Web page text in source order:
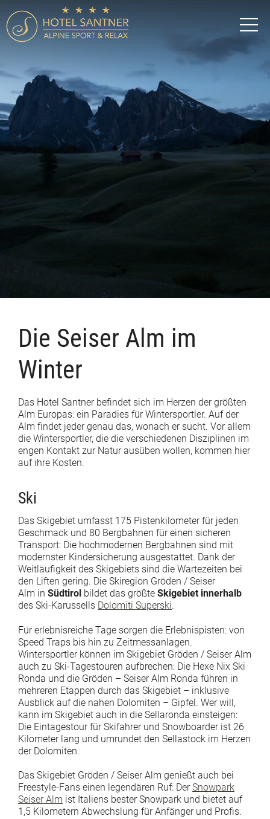
Die Seiser Alm im
Winter
Das Hotel Santner befindet sich im Herzen der größten
Alm Europas: ein Paradies für Wintersportler. Auf der
Alm findet jeder genau das, wonach er sucht. Vor allem
die Wintersportler, die die verschiedenen Disziplinen im
engen Kontakt zur Natur ausüben wollen, kommen hier
auf ihre Kosten.
Ski
Das Skigebiet umfasst 175 Pistenkilometer für jeden
Geschmack und 80 Bergbahnen für einen sicheren
Transport: Die hochmodernen Bergbahnen sind mit
modernster Kindersicherung ausgestattet. Dank der
Weitläufigkeit des Skigebiets sind die Wartezeiten bei
den Liften gering. Die Skiregion Gröden / Seiser
Alm in Südtirol bildet das größte Skigebiet innerhalb
des Ski-Karussells Dolomiti Superski.
Für erlebnisreiche Tage sorgen die Erlebnispisten: von
Speed Traps bis hin zu Zeitmessanlagen.
Wintersportler können im Skigebiet Gröden / Seiser Alm
auch zu Ski-Tagestouren aufbrechen: Die Hexe Nix Ski
Ronda und die Gröden – Seiser Alm Ronda führen in
mehreren Etappen durch das Skigebiet – inklusive
Ausblick auf die nahen Dolomiten – Gipfel. Wer will,
kann im Skigebiet auch in die Sellaronda einsteigen:
Die Eintagestour für Skifahrer und Snowboarder ist 26
Kilometer lang und umrundet den Sellastock im Herzen
der Dolomiten.
Das Skigebiet Gröden / Seiser Alm genießt auch bei
Freestyle-Fans einen legendären Ruf: DerSnowpark
Seiser Alm ist Italiens bester Snowpark und bietet auf
1,5 Kilometern Abwechslung für Anfänger und Profis.